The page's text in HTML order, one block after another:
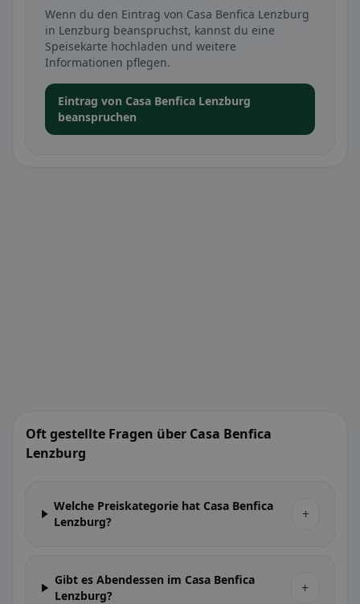
Wenn du den Eintrag von Casa Benfica Lenzburg
in Lenzburg beanspruchst, kannst du eine
Speisekarte hochladen und weitere
Informationen pflegen.
Eintrag von Casa Benfica Lenzburg
beanspruchen
Oft gestellte Fragen über Casa Benfica
Lenzburg
Welche Preiskategorie hat Casa Benfica
Lenzburg?
+
Gibt es Abendessen im Casa Benfica
Lenzburg?
+